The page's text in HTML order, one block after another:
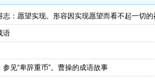
：愿望实现。形容因实现愿望而看不起一切的
语
见“卑辞重币”。曹操的成语故事